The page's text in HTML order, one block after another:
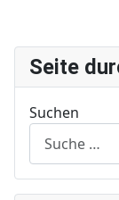
Seite
Suchen